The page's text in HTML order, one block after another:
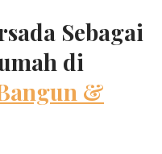
Sebagai
di
&